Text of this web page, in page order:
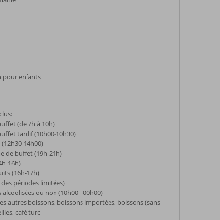
pour enfants
(de 7h à 10h)
tardif (10h00-10h30)
14h00)
de buffet (19h-21h)
16h)
(16h-17h)
des périodes limitées)
alcoolisées ou non (10h00 - 00h00)
autres boissons, boissons importées, boissons (sans
café turc